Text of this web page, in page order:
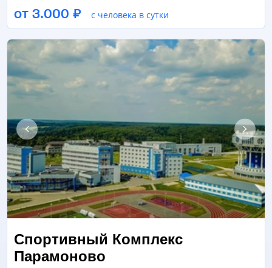
ГОЛЬФ БАССЕЙН ВЕРЕВОЧНЫЙ ГОРОДОК
от 3.000 ₽ с человека в сутки
Спортивный Комплекс
Парамоново